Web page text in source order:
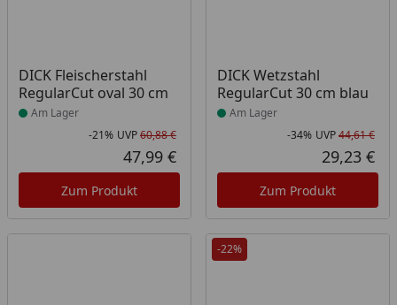
DICK Fleischerstahl
RegularCut oval 30 cm
Produkt am Lager
Am Lager
Rabatt in Prozent
-21%
Ursprünglicher Preis
UVP60,88 €
Aktueller Preis
47,99 €
Zum Produkt
DICK Wetzstahl
RegularCut 30 cm blau
Produkt am Lager
Am Lager
-34% UVP44,61 €
29,23 €
Zum Produkt
-22%